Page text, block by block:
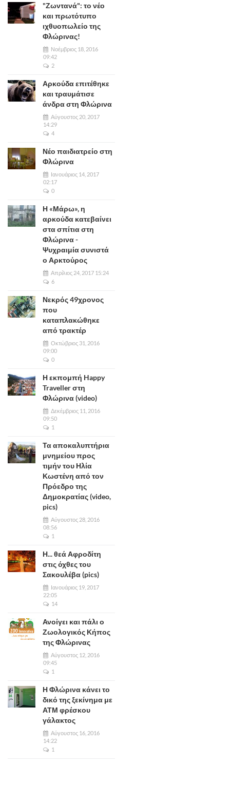
"Ζωντανά": το νέο
και πρωτότυπο
ιχθυοπωλείο της
Φλώρινας!
Νοέμβριος 18, 2016
09:42
2
Αρκούδα επιτέθηκε
και τραυμάτισε
άνδρα στη Φλώρινα
Αύγουστος 20, 2017
14:29
4
Νέο παιδιατρείο στη
Φλώρινα
Ιανουάριος 14, 2017
02:17
0
Η «Μάρω», η
αρκούδα κατεβαίνει
στα σπίτια στη
Φλώρινα -
Ψυχραιμία συνιστά
ο Αρκτούρος
Απρίλιος 24, 2017 15:24
6
Νεκρός 49χρονος
που
καταπλακώθηκε
από τρακτέρ
Οκτώβριος 31, 2016
09:00
0
Η εκπομπή Happy
Traveller στη
Φλώρινα (video)
Δεκέμβριος 11, 2016
09:50
1
Τα αποκαλυπτήρια
μνημείου προς
τιμήν του Ηλία
Κωστένη από τον
Πρόεδρο της
Δημοκρατίας (video,
pics)
Αύγουστος 28, 2016
08:56
1
Η... θεά Αφροδίτη
στις όχθες του
Σακουλέβα (pics)
Ιανουάριος 19, 2017
22:05
14
Ανοίγει και πάλι ο
Ζωολογικός Κήπος
της Φλώρινας
Αύγουστος 12, 2016
09:45
1
Η Φλώρινα κάνει το
δικό της ξεκίνημα με
ΑΤΜ φρέσκου
γάλακτος
Αύγουστος 16, 2016
14:22
1